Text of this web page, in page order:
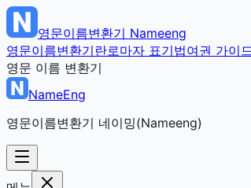
영문이름변환기 Nameeng
영문이름변환기란로마자 표기법여권 가이
영문 이름 변환기
NameEng
영문이름변환기 네이밍(Nameeng)